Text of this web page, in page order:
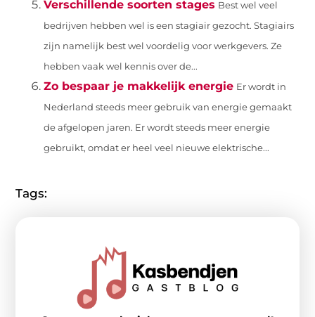
Verschillende soorten stages Best wel veel
bedrijven hebben wel is een stagiair gezocht. Stagiairs
zijn namelijk best wel voordelig voor werkgevers. Ze
hebben vaak wel kennis over de...
Zo bespaar je makkelijk energie Er wordt in
Nederland steeds meer gebruik van energie gemaakt
de afgelopen jaren. Er wordt steeds meer energie
gebruikt, omdat er heel veel nieuwe elektrische...
Tags: